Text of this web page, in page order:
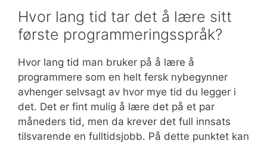
Hvor lang tid tar det å lære sitt
første programmeringsspråk?
Hvor lang tid man bruker på å lære å
programmere som en helt fersk nybegynner
avhenger selvsagt av hvor mye tid du legger i
det. Det er fint mulig å lære det på et par
måneders tid, men da krever det full innsats
tilsvarende en fulltidsjobb. På dette punktet kan